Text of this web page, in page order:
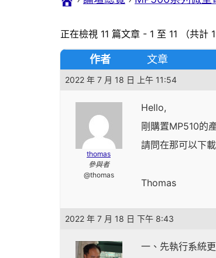
正在檢視 11 篇文章 - 1 至 11 （共計
作者 文章
2022 年 7 月 18 日 上午 11:54
thomas
參與者
@thomas
Hello,
剛購置MP510的
請問在那可以下
Thomas
2022 年 7 月 18 日 下午 8:43
一、先執行系統